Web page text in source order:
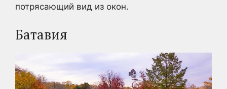
потрясающий вид из окон.
Батавия